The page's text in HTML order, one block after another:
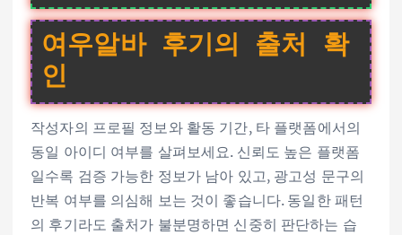
여우알바 후기의 출처 확
인
작성자의 프로필 정보와 활동 기간, 타 플랫폼에서의
동일 아이디 여부를 살펴보세요. 신뢰도 높은 플랫폼
일수록 검증 가능한 정보가 남아 있고, 광고성 문구의
반복 여부를 의심해 보는 것이 좋습니다. 동일한 패턴
의 후기라도 출처가 불분명하면 신중히 판단하는 습